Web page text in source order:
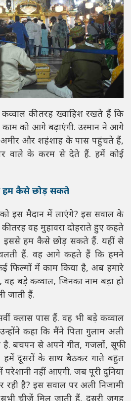
कव्वाल की तरह ख्वाहिश रखते हैं कि
काम को आगे बढ़ाएंगी. उस्मान ने आगे
अमीर और शहंशाह के पास पहुंचते हैं,
वाले के करम से देते हैं. हमें कोई
हम कैसे छोड़ सकते
इस मैदान में लाएंगे? इस सवाल के
तरह वह मुहावरा दोहराते हुए कहते
इससे हम कैसे छोड़ सकते हैं. यहीं से
चलती हैं. वह आगे कहते हैं कि हमने
फिल्मों में काम किया है, अब हमारे
वह बड़े कव्वाल, जिनका नाम बड़ा हो
जाती हैं.
क्लास पास हैं. वह भी बड़े कव्वाल
कहा कि मैंने पिता गुलाम अली
है. बचपन से अपने गीत, गजलों, सूफी
हमें दूसरों के साथ बैठकर गाते बहुत
परेशानी नहीं आएगी. जब पूरी दुनिया
रही है? इस सवाल पर अली निजामी